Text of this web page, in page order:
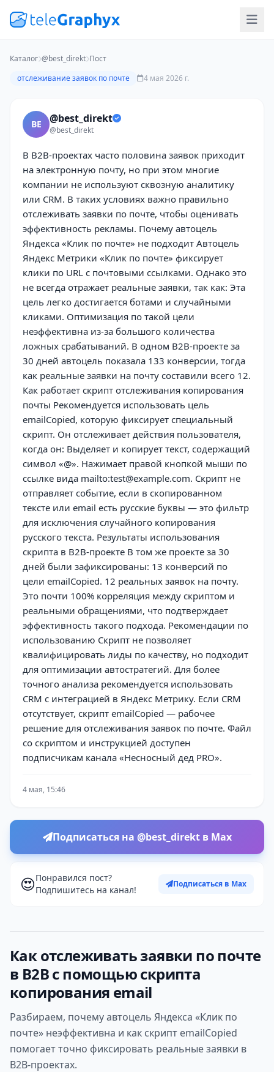
Каталог @best_direkt Пост
отслеживание заявок по почте
4 мая 2026 г.
BE @best_direkt
@best_direkt
В B2B-проектах часто половина заявок приходит
на электронную почту, но при этом многие
компании не используют сквозную аналитику
или CRM. В таких условиях важно правильно
отслеживать заявки по почте, чтобы оценивать
эффективность рекламы. Почему автоцель
Яндекса «Клик по почте» не подходит Автоцель
Яндекс Метрики «Клик по почте» фиксирует
клики по URL с почтовыми ссылками. Однако это
не всегда отражает реальные заявки, так как: Эта
цель легко достигается ботами и случайными
кликами. Оптимизация по такой цели
неэффективна из-за большого количества
ложных срабатываний. В одном B2B-проекте за
30 дней автоцель показала 133 конверсии, тогда
как реальные заявки на почту составили всего 12.
Как работает скрипт отслеживания копирования
почты Рекомендуется использовать цель
emailCopied, которую фиксирует специальный
скрипт. Он отслеживает действия пользователя,
когда он: Выделяет и копирует текст, содержащий
символ «@». Нажимает правой кнопкой мыши по
ссылке вида mailto:test@example.com. Скрипт не
отправляет событие, если в скопированном
тексте или email есть русские буквы — это фильтр
для исключения случайного копирования
русского текста. Результаты использования
скрипта в B2B-проекте В том же проекте за 30
дней были зафиксированы: 13 конверсий по
цели emailCopied. 12 реальных заявок на почту.
Это почти 100% корреляция между скриптом и
реальными обращениями, что подтверждает
эффективность такого подхода. Рекомендации по
использованию Скрипт не позволяет
квалифицировать лиды по качеству, но подходит
для оптимизации автостратегий. Для более
точного анализа рекомендуется использовать
CRM с интеграцией в Яндекс Метрику. Если CRM
отсутствует, скрипт emailCopied — рабочее
решение для отслеживания заявок по почте. Файл
со скриптом и инструкцией доступен
подписчикам канала «Несносный дед PRO».
4 мая, 15:46
Подписаться на @best_direkt в Max
😍Понравился пост?
Подпишитесь на канал!
Подписаться в Max
Как отслеживать заявки по почте
в B2B с помощью скрипта
копирования email
Разбираем, почему автоцель Яндекса «Клик по
почте» неэффективна и как скрипт emailCopied
помогает точно фиксировать реальные заявки в
B2B-проектах.